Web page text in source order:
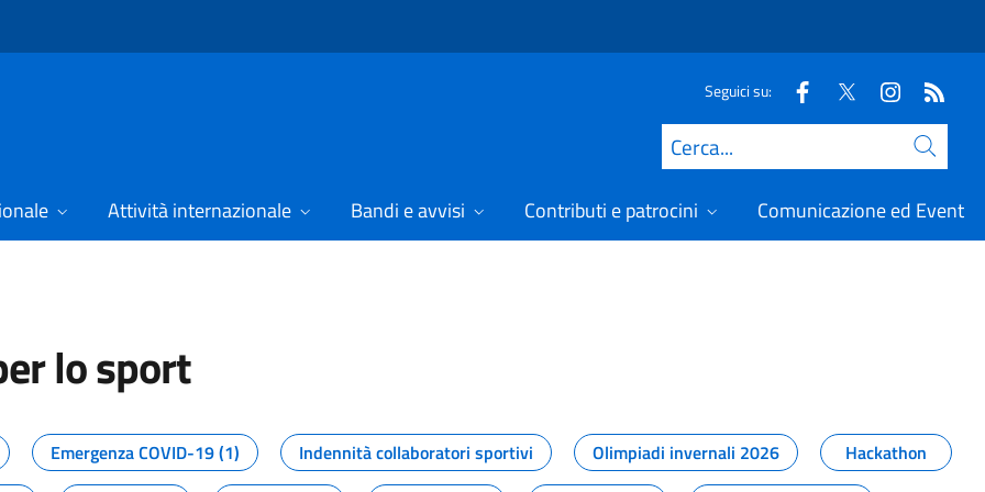
Seguici su:
Cerca
Attività internazionale Bandi e avvisi Contributi e patrocini Comunicazione ed Eventi
lo sport
dal Dipartimento per lo sport
Emergenza COVID-19 (1) Indennità collaboratori sportivi Olimpiadi invernali 2026
Hackathon